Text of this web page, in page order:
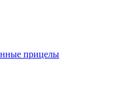
прицелы